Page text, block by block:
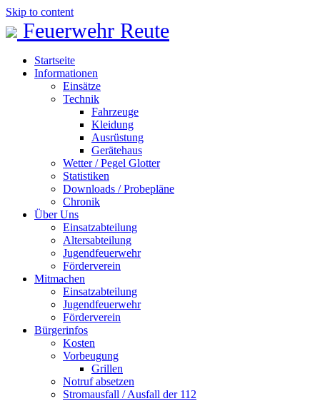
Skip to content
Feuerwehr Reute
Startseite
Informationen
Einsätze
Technik
Fahrzeuge
Kleidung
Ausrüstung
Gerätehaus
Wetter / Pegel Glotter
Statistiken
Downloads / Probepläne
Chronik
Über Uns
Einsatzabteilung
Altersabteilung
Jugendfeuerwehr
Förderverein
Mitmachen
Einsatzabteilung
Jugendfeuerwehr
Förderverein
Bürgerinfos
Kosten
Vorbeugung
Grillen
Notruf absetzen
Stromausfall / Ausfall der 112